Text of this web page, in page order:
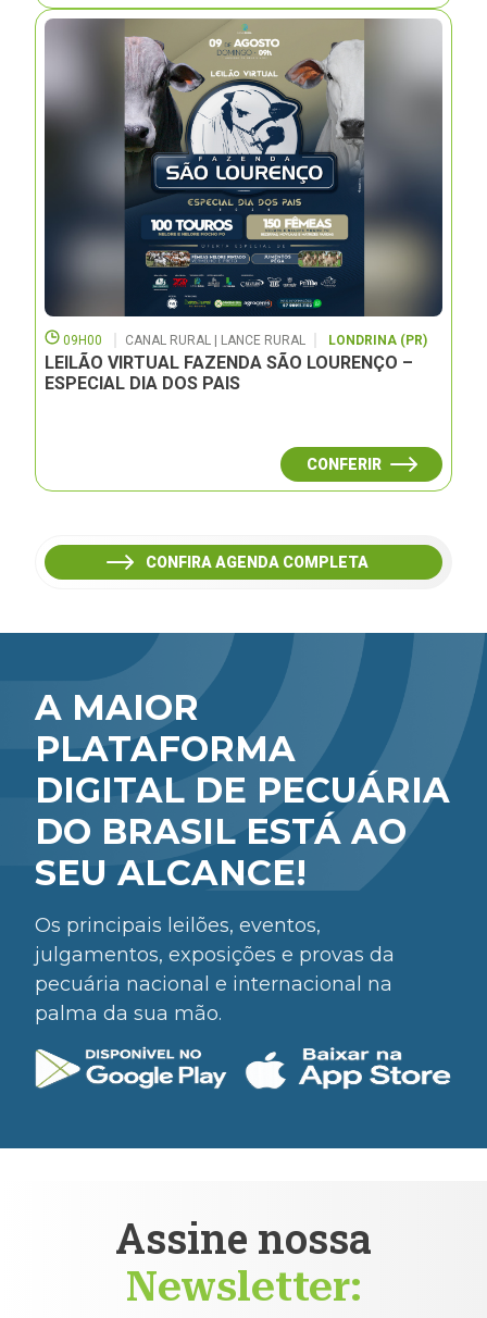
09H00 CANAL RURAL | LANCE RURAL LONDRINA (PR)
LEILÃO VIRTUAL FAZENDA SÃO LOURENÇO –
ESPECIAL DIA DOS PAIS
CONFERIR
CONFIRA AGENDA COMPLETA
A MAIOR
PLATAFORMA
DIGITAL DE PECUÁRIA
DO BRASIL ESTÁ AO
SEU ALCANCE!
Os principais leilões, eventos,
julgamentos, exposições e provas da
pecuária nacional e internacional na
palma da sua mão.
Assine nossa
Newsletter: